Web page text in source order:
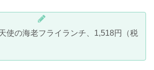
使の海老フライランチ、1,518円（税